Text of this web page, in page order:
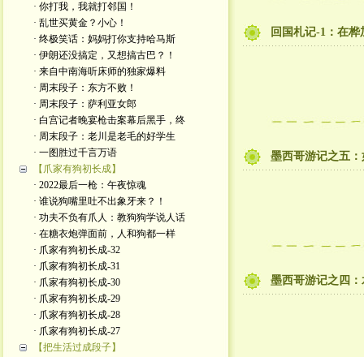
· 你打我，我就打邻国！
· 乱世买黄金？小心！
· 终极笑话：妈妈打你支持哈马斯
· 伊朗还没搞定，又想搞古巴？！
· 来自中南海听床师的独家爆料
· 周末段子：东方不败！
· 周末段子：萨利亚女郎
· 白宫记者晚宴枪击案幕后黑手，终
· 周末段子：老川是老毛的好学生
· 一图胜过千言万语
【爪家有狗初长成】
· 2022最后一枪：午夜惊魂
· 谁说狗嘴里吐不出象牙来？！
· 功夫不负有爪人：教狗狗学说人话
· 在糖衣炮弹面前，人和狗都一样
· 爪家有狗初长成-32
· 爪家有狗初长成-31
· 爪家有狗初长成-30
· 爪家有狗初长成-29
· 爪家有狗初长成-28
· 爪家有狗初长成-27
【把生活过成段子】
回国札记-1：在
墨西哥游记之五
墨西哥游记之四